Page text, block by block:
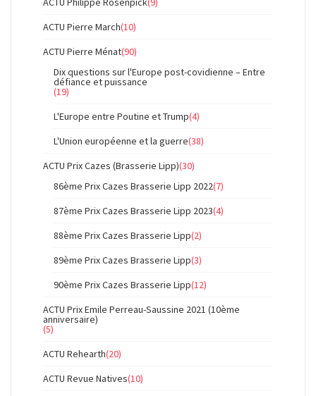
ACTU Pierre March(10)
ACTU Pierre Ménat(90)
Dix questions sur l'Europe post-covidienne – Entre
défiance et puissance
(19)
L'Europe entre Poutine et Trump(4)
L'Union européenne et la guerre(38)
ACTU Prix Cazes (Brasserie Lipp)(30)
86ème Prix Cazes Brasserie Lipp 2022(7)
87ème Prix Cazes Brasserie Lipp 2023(4)
88ème Prix Cazes Brasserie Lipp(2)
89ème Prix Cazes Brasserie Lipp(3)
90ème Prix Cazes Brasserie Lipp(12)
ACTU Prix Emile Perreau-Saussine 2021 (10ème
anniversaire)
(5)
ACTU Rehearth(20)
ACTU Revue Natives(10)